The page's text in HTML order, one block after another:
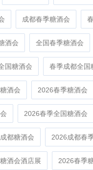
成都春季糖酒会
酒会 全国春季糖酒会
国糖酒会 春季成都全国
酒会 2026春季糖酒会
2026春季全国糖酒会
都糖酒会 2026成都春
酒会酒店展 2026春季